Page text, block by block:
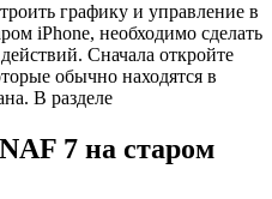
графику и управление в
iPhone, необходимо сделать
Сначала откройте
обычно находятся в
В разделе
7 на старом